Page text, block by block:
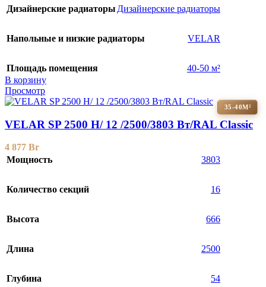
Дизайнерские радиаторы Дизайнерские радиаторы
Напольные и низкие радиаторы VELAR
Площадь помещения
40-50 м²
В корзину
Просмотр
35-40М²
VELAR SP 2500 H/ 12 /2500/3803 Вт/RAL Classic
4 877 Br
Мощность
3803
Количество секций 16
Высота 666
Длина 2500
Глубина 54